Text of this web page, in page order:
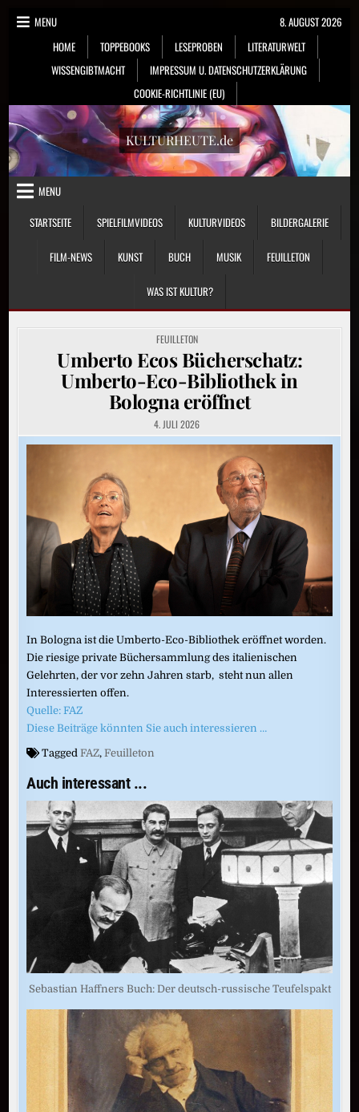
Skip
MENU
HOME
TOPPEBOOKS LESEPROBEN
LITERATURWELT
WISSENGIBTMACHT
IMPRESSUM U. DATENSCHUTZERKLÄRUNG
COOKIE-RICHTLINIE (EU)
8. AUGUST 2026
KULTURHEUTE.de
MENU
STARTSEITE
SPIELFILMVIDEOS KULTURVIDEOS BILDERGALERIE
FILM-NEWS KUNST BUCH MUSIK FEUILLETON
WAS IST KULTUR?
POSTED
IN
FEUILLETON
Umberto Ecos Bücherschatz:
Umberto-Eco-Bibliothek in
Bologna eröffnet
4. JULI 2026
In Bologna ist die Umberto-Eco-Bibliothek eröffnet worden.
Die riesige private Büchersammlung des italienischen
Gelehrten, der vor zehn Jahren starb, steht nun allen
Interessierten offen.
Quelle: FAZ
Diese Beiträge könnten Sie auch interessieren …
TaggedFAZ,Feuilleton
Auch interessant ...
Sebastian Haffners Buch: Der deutsch-russische Teufelspakt